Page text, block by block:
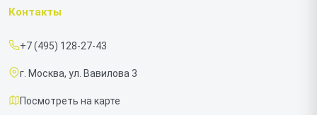
Срочный ремонт
Доставка и способы оплаты
Диагностика
Ноутбуков
Контакты
+7 (495) 128-27-43
г. Москва, ул. Вавилова 3
Посмотреть на карте